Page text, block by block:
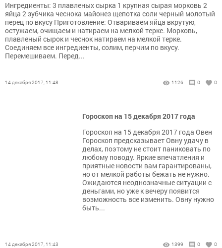
Ингредиенты: 3 плавленых сырка 1 крупная сырая морковь 2
яйца 2 зубчика чеснока майонез щепотка соли черный молотый
перец по вкусу Приготовление: Отвариваем яйца вкрутую,
остужаем, очищаем и натираем на мелкой терке. Морковь,
плавленый сырок и чеснок натираем на мелкой терке.
Соединяем все ингредиенты, солим, перчим по вкусу.
Перемешиваем. Перед...
14 декабря 2017, 11:48 1126 0 0
Гороскоп на 15 декабря 2017 года
Гороскоп на 15 декабря 2017 года Овен
Гороскоп предсказывает Овну удачу в
делах, поэтому не стоит паниковать по
любому поводу. Яркие впечатления и
приятные новости вам гарантированы,
но от мелкой работы бежать не нужно.
Ожидаются неоднозначные ситуации с
деньгами, но уже к вечеру появится
возможность все изменить. Овну нужно
быть...
14 декабря 2017, 11:43 1399 0 0